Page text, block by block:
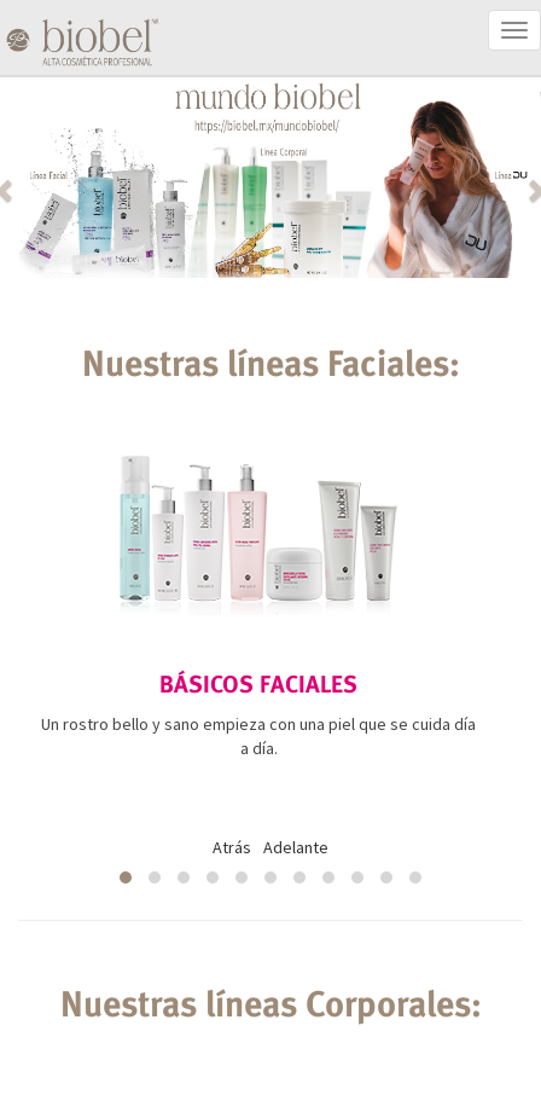
Nuestras líneas Faciales:
BÁSICOS FACIALES
Un rostro bello y sano empieza con una piel que se cuida día
a día.
Atrás Adelante
Nuestras líneas Corporales: